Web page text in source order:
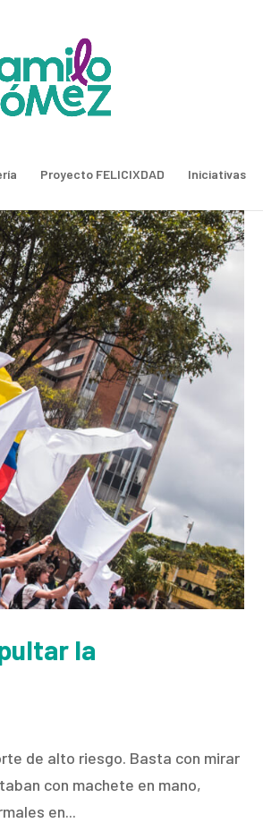
Proyecto FELICIXDAD Iniciativas
la
de alto riesgo. Basta con mirar
con machete en mano,
en...